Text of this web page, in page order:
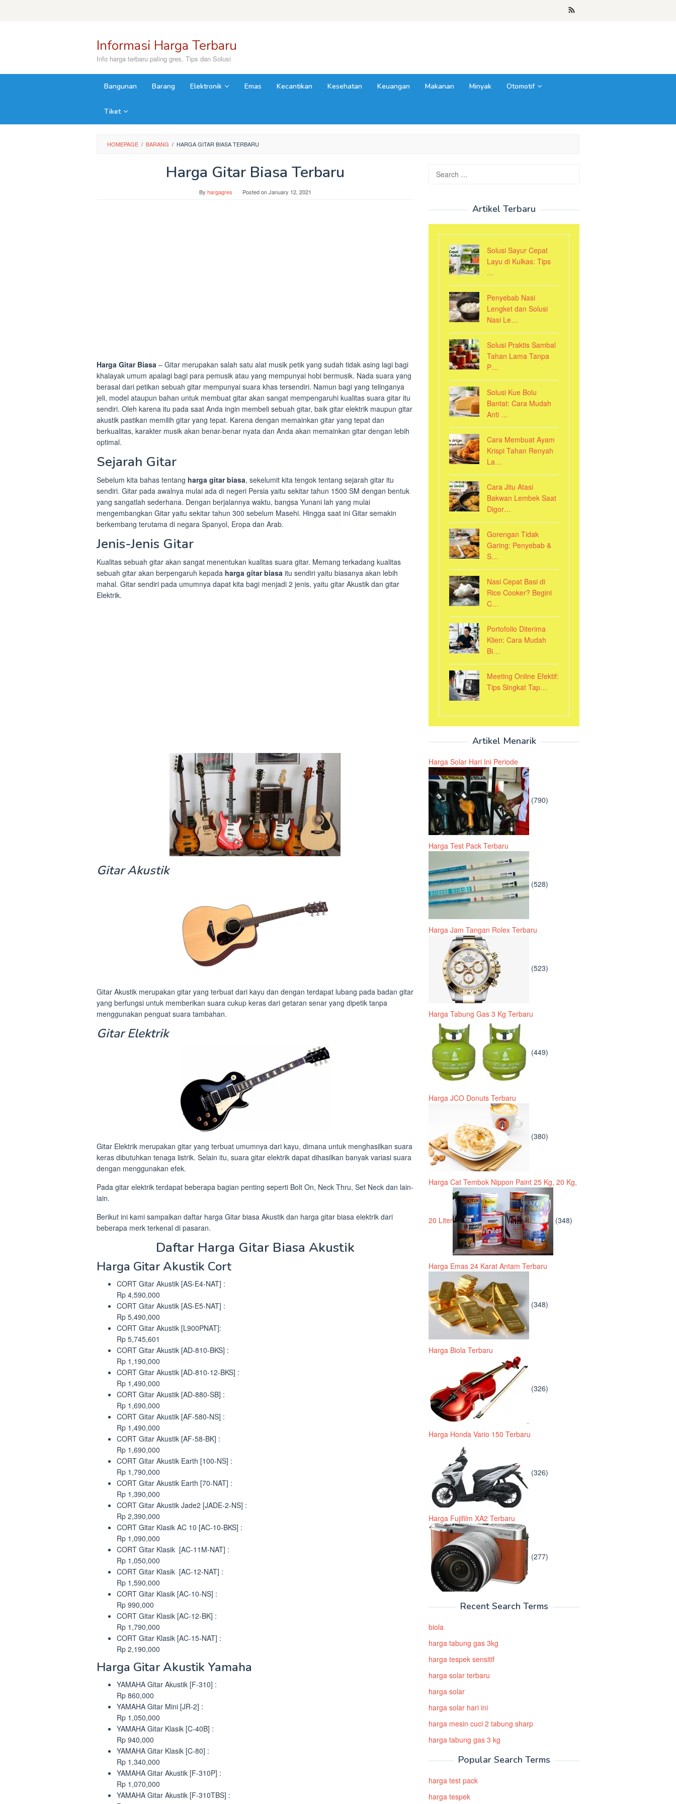
Informasi Harga Terbaru
Info harga terbaru paling gres, Tips dan Solusi
Bangunan Barang Elektronik Emas Kecantikan Kesehatan Keuangan Makanan Minyak Otomotif
Tiket
HOMEPAGE / BARANG / HARGA GITAR BIASA TERBARU
Harga Gitar Biasa Terbaru
By hargagres Posted onJanuary 12, 2021
Harga Gitar Biasa – Gitar merupakan salah satu alat musik petik yang sudah tidak asing lagi bagi
khalayak umum apalagi bagi para pemusik atau yang mempunyai hobi bermusik. Nada suara yang
berasal dari petikan sebuah gitar mempunyai suara khas tersendiri. Namun bagi yang telinganya
jeli, model ataupun bahan untuk membuat gitar akan sangat mempengaruhi kualitas suara gitar itu
sendiri. Oleh karena itu pada saat Anda ingin membeli sebuah gitar, baik gitar elektrik maupun gitar
akustik pastikan memilih gitar yang tepat. Karena dengan memainkan gitar yang tepat dan
berkualitas, karakter musik akan benar-benar nyata dan Anda akan memainkan gitar dengan lebih
optimal.
Sejarah Gitar
Sebelum kita bahas tentang harga gitar biasa, sekelumit kita tengok tentang sejarah gitar itu
sendiri. Gitar pada awalnya mulai ada di negeri Persia yaitu sekitar tahun 1500 SM dengan bentuk
yang sangatlah sederhana. Dengan berjalannya waktu, bangsa Yunani lah yang mulai
mengembangkan Gitar yaitu sekitar tahun 300 sebelum Masehi. Hingga saat ini Gitar semakin
berkembang terutama di negara Spanyol, Eropa dan Arab.
Jenis-Jenis Gitar
Kualitas sebuah gitar akan sangat menentukan kualitas suara gitar. Memang terkadang kualitas
sebuah gitar akan berpengaruh kepada harga gitar biasa itu sendiri yaitu biasanya akan lebih
mahal. Gitar sendiri pada umumnya dapat kita bagi menjadi 2 jenis, yaitu gitar Akustik dan gitar
Elektrik.
Gitar Akustik
Gitar Akustik merupakan gitar yang terbuat dari kayu dan dengan terdapat lubang pada badan gitar
yang berfungsi untuk memberikan suara cukup keras dari getaran senar yang dipetik tanpa
menggunakan penguat suara tambahan.
Gitar Elektrik
Gitar Elektrik merupakan gitar yang terbuat umumnya dari kayu, dimana untuk menghasilkan suara
keras dibutuhkan tenaga listrik. Selain itu, suara gitar elektrik dapat dihasilkan banyak variasi suara
dengan menggunakan efek.
Pada gitar elektrik terdapat beberapa bagian penting seperti Bolt On, Neck Thru, Set Neck dan lain-
lain.
Berikut ini kami sampaikan daftar harga Gitar biasa Akustik dan harga gitar biasa elektrik dari
beberapa merk terkenal di pasaran.
Daftar Harga Gitar Biasa Akustik
Harga Gitar Akustik Cort
CORT Gitar Akustik [AS-E4-NAT] :
Rp 4,590,000
CORT Gitar Akustik [AS-E5-NAT] :
Rp 5,490,000
CORT Gitar Akustik [L900PNAT]:
Rp 5,745,601
CORT Gitar Akustik [AD-810-BKS] :
Rp 1,190,000
CORT Gitar Akustik [AD-810-12-BKS] :
Rp 1,490,000
CORT Gitar Akustik [AD-880-SB] :
Rp 1,690,000
CORT Gitar Akustik [AF-580-NS] :
Rp 1,490,000
CORT Gitar Akustik [AF-58-BK] :
Rp 1,690,000
CORT Gitar Akustik Earth [100-NS] :
Rp 1,790,000
CORT Gitar Akustik Earth [70-NAT] :
Rp 1,390,000
CORT Gitar Akustik Jade2 [JADE-2-NS] :
Rp 2,390,000
CORT Gitar Klasik AC 10 [AC-10-BKS] :
Rp 1,090,000
CORT Gitar Klasik [AC-11M-NAT] :
Rp 1,050,000
CORT Gitar Klasik [AC-12-NAT] :
Rp 1,590,000
CORT Gitar Klasik [AC-10-NS] :
Rp 990,000
CORT Gitar Klasik [AC-12-BK] :
Rp 1,790,000
CORT Gitar Klasik [AC-15-NAT] :
Rp 2,190,000
Harga Gitar Akustik Yamaha
YAMAHA Gitar Akustik [F-310] :
Rp 860,000
YAMAHA Gitar Mini [JR-2] :
Rp 1,050,000
YAMAHA Gitar Klasik [C-40B] :
Rp 940,000
YAMAHA Gitar Klasik [C-80] :
Rp 1,340,000
YAMAHA Gitar Akustik [F-310P] :
Rp 1,070,000
YAMAHA Gitar Akustik [F-310TBS] :
Search
Artikel Terbaru
Solusi Sayur Cepat
Layu di Kulkas: Tips
…
Penyebab Nasi
Lengket dan Solusi
Nasi Le…
Solusi Praktis Sambal
Tahan Lama Tanpa
P…
Solusi Kue Bolu
Bantat: Cara Mudah
Anti …
Cara Membuat Ayam
Krispi Tahan Renyah
La…
Cara Jitu Atasi
Bakwan Lembek Saat
Digor…
Gorengan Tidak
Garing: Penyebab &
S…
Nasi Cepat Basi di
Rice Cooker? Begini
C…
Portofolio Diterima
Klien: Cara Mudah
Bi…
Meeting Online Efektif:
Tips Singkat Tap…
Artikel Menarik
Harga Solar Hari Ini Periode
(790)
Harga Test Pack Terbaru
(528)
Harga Jam Tangan Rolex Terbaru
(523)
Harga Tabung Gas 3 Kg Terbaru
(449)
Harga JCO Donuts Terbaru
(380)
Harga Cat Tembok Nippon Paint 25 Kg, 20 Kg,
20 Liter (348)
Harga Emas 24 Karat Antam Terbaru
(348)
Harga Biola Terbaru
(326)
Harga Honda Vario 150 Terbaru
(326)
Harga Fujifilm XA2 Terbaru
(277)
Recent Search Terms
biola
harga tabung gas 3kg
harga tespek sensitif
harga solar terbaru
harga solar
harga solar hari ini
harga mesin cuci 2 tabung sharp
harga tabung gas 3 kg
Popular Search Terms
harga test pack
harga tespek